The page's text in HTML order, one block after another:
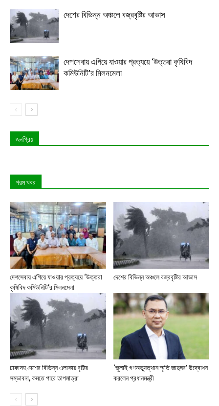
দেশের বিভিন্ন অঞ্চলে বজ্রবৃষ্টির আভাস
দেশসেবায় এগিয়ে যাওয়ার প্রত্যয়ে ‘উত্তরা কৃষিবিদ
কমিউনিটি’র মিলনমেলা
জনপ্রিয়
গরম খবর
দেশসেবায় এগিয়ে যাওয়ার প্রত্যয়ে ‘উত্তরা
কৃষিবিদ কমিউনিটি’র মিলনমেলা
দেশের বিভিন্ন অঞ্চলে বজ্রবৃষ্টির আভাস
ঢাকাসহ দেশের বিভিন্ন এলাকায় বৃষ্টির
সম্ভাবনা, কমতে পারে তাপমাত্রা
‘জুলাই গণঅভ্যুত্থান স্মৃতি জাদুঘর’ উদ্বোধন
করলেন প্রধানমন্ত্রী